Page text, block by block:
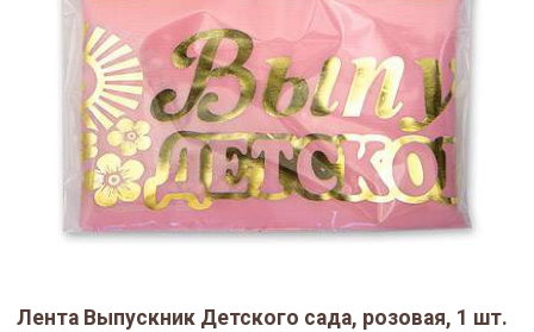
Лента Выпускник Детского сада, розовая, 1 шт.